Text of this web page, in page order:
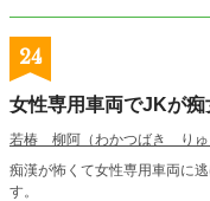
24
女性専用車両でJKが痴
若椿 柳阿（わかつばき りゅ
痴漢が怖くて女性専用車両に
す。